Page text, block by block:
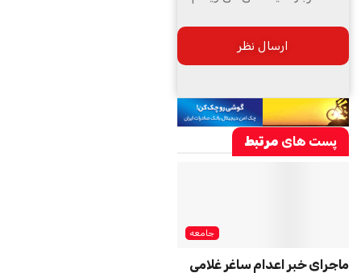
پست های مرتبط
جامعه
ماجرای خبر اعدام ساغر غلامی